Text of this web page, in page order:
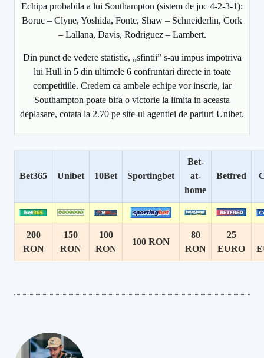
Echipa probabila a lui Southampton (sistem de joc 4-2-3-1):
Boruc – Clyne, Yoshida, Fonte, Shaw – Schneiderlin, Cork
– Lallana, Davis, Rodriguez – Lambert.
Din punct de vedere statistic, „sfintii” s-au impus impotriva
lui Hull in 5 din ultimele 6 confruntari directe in toate
competitiile. Credem ca ambele echipe vor inscrie, iar
Southampton poate bifa o victorie la limita in aceasta
deplasare, cotata la 2.70 pe site-ul agentiei de pariuri Unibet.
Bet365 Unibet 10Bet Sportingbet
Bet-
at-
home
Betfred
200
RON
150
RON
100
RON
100 RON
80
RON
25
EURO